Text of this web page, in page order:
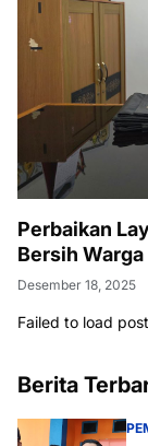
Perbaikan
Bersih
Desember 18, 2025
Failed to load
Berita